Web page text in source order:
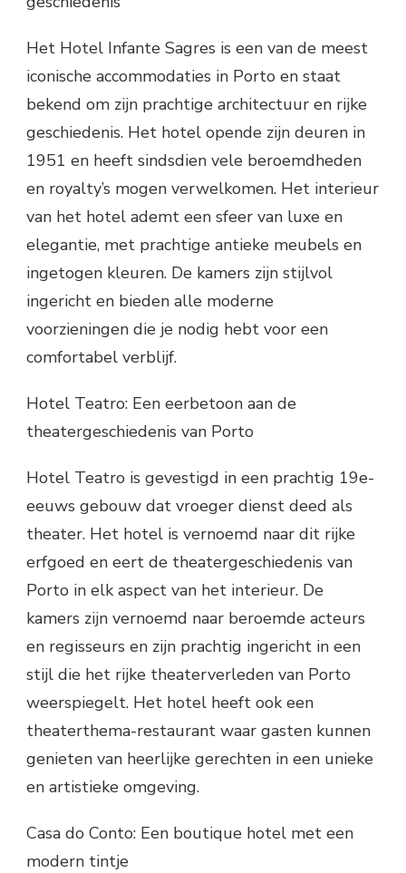
Het Hotel Infante Sagres is een van de meest
iconische accommodaties in Porto en staat
bekend om zijn prachtige architectuur en rijke
geschiedenis. Het hotel opende zijn deuren in
1951 en heeft sindsdien vele beroemdheden
en royalty’s mogen verwelkomen. Het interieur
van het hotel ademt een sfeer van luxe en
elegantie, met prachtige antieke meubels en
ingetogen kleuren. De kamers zijn stijlvol
ingericht en bieden alle moderne
voorzieningen die je nodig hebt voor een
comfortabel verblijf.
Hotel Teatro: Een eerbetoon aan de
theatergeschiedenis van Porto
Hotel Teatro is gevestigd in een prachtig 19e-
eeuws gebouw dat vroeger dienst deed als
theater. Het hotel is vernoemd naar dit rijke
erfgoed en eert de theatergeschiedenis van
Porto in elk aspect van het interieur. De
kamers zijn vernoemd naar beroemde acteurs
en regisseurs en zijn prachtig ingericht in een
stijl die het rijke theaterverleden van Porto
weerspiegelt. Het hotel heeft ook een
theaterthema-restaurant waar gasten kunnen
genieten van heerlijke gerechten in een unieke
en artistieke omgeving.
Casa do Conto: Een boutique hotel met een
modern tintje